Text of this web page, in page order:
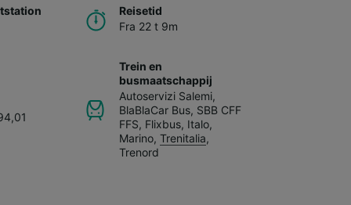
Reisetid
Fra 22 t 9m
Trein en
busmaatschappij
Autoservizi Salemi,
BlaBlaCar Bus, SBB CFF
FFS, Flixbus, Italo,
Marino, Trenitalia,
Trenord